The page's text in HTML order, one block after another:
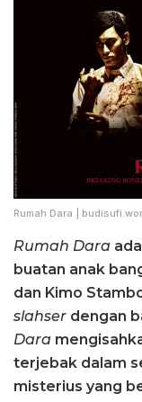
Rumah Dara |
Rumah Dara
buatan anak
dan Kimo
slahser dengan
Dara
terjebak dalam
misterius yang